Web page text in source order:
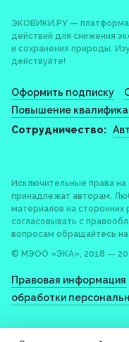
ЭКОВИКИ.РУ — платформа
действий для снижения
и сохранения природы.
действуйте!
Оформить подписку
Повышение
Сотрудничество:
Исключительные права
принадлежат авторам.
материалов на сторонних
согласовывать с
вопросам обращайтесь на
© МЭОО «ЭКА», 2018 —
Правовая информация
обработки